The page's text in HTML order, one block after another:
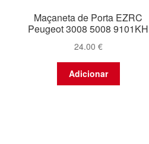
Maçaneta de Porta EZRC
Peugeot 3008 5008 9101KH
24.00 €
Adicionar